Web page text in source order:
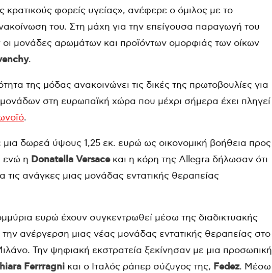
φορείς υγείας», ανέφερε ο όμιλος με το
του. Στη μάχη για την επείγουσα παραγωγή του
οι μονάδες αρωμάτων και προϊόντων ομορφιάς των οίκων
.
της μόδας ανακοινώνει τις δικές της πρωτοβουλίες για
στη ευρωπαϊκή χώρα που μέχρι σήμερα έχει πληγεί
.
μια δωρεά ύψους 1,25 εκ. ευρώ ως οικονομική βοήθεια προς
ενώ η Donatella Versaceκαι η κόρη της Allegra δήλωσαν ότι
ανάγκες μιας μονάδας εντατικής θεραπείας
ευρώ έχουν συγκεντρωθεί μέσω της διαδικτυακής
την ανέργερση μιας νέας μονάδας εντατικής θεραπείας στο
Την ψηφιακή εκστρατεία ξεκίνησαν με μια προσωπική
Ferrragni και ο Ιταλός ράπερ σύζυγος της, Fedez. Μέσω